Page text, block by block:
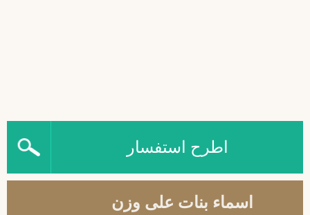
اطرح استفسار
اسماء بنات على وزن